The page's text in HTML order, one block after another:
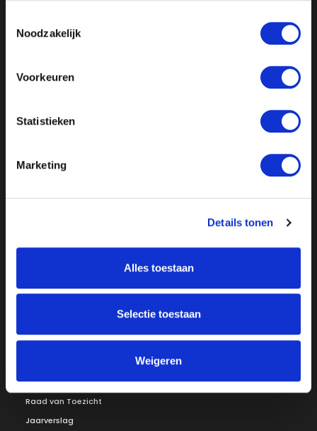
Noodzakelijk
Voorkeuren
Statistieken
Marketing
Details tonen
Alles toestaan
Selectie toestaan
Weigeren
Onze missie
Steunbetuigingen
Vacatures
Vereniging
Ledenraad
Raad van Toezicht
Jaarverslag
Redactiestatuut
Openbare registers